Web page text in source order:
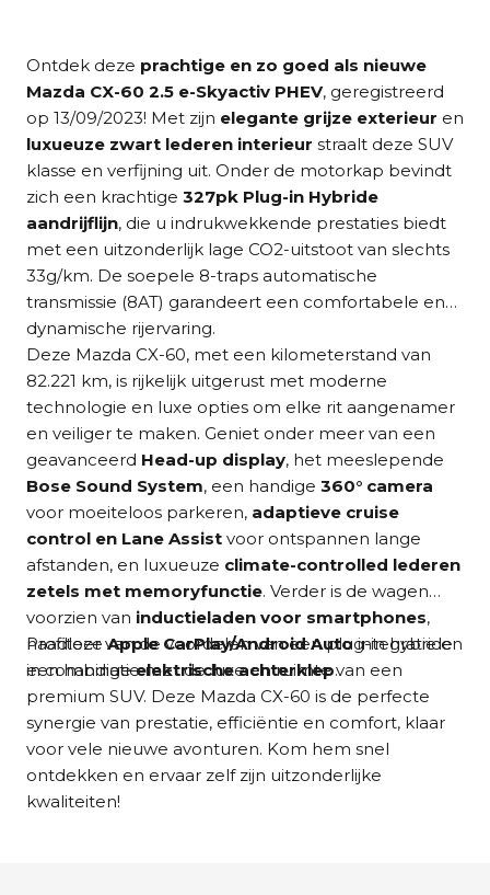
Ontdek deze prachtige en zo goed als nieuwe
Mazda CX-60 2.5 e-Skyactiv PHEV, geregistreerd
op 13/09/2023! Met zijn elegante grijze exterieur en
luxueuze zwart lederen interieur straalt deze SUV
klasse en verfijning uit. Onder de motorkap bevindt
zich een krachtige 327pk Plug-in Hybride
aandrijflijn, die u indrukwekkende prestaties biedt
met een uitzonderlijk lage CO2-uitstoot van slechts
33g/km. De soepele 8-traps automatische
transmissie (8AT) garandeert een comfortabele en
dynamische rijervaring.
Deze Mazda CX-60, met een kilometerstand van
82.221 km, is rijkelijk uitgerust met moderne
technologie en luxe opties om elke rit aangenamer
en veiliger te maken. Geniet onder meer van een
geavanceerd Head-up display, het meeslepende
Bose Sound System, een handige 360° camera
voor moeiteloos parkeren, adaptieve cruise
control en Lane Assist voor ontspannen lange
afstanden, en luxueuze climate-controlled lederen
zetels met memoryfunctie. Verder is de wagen
voorzien van inductieladen voor smartphones,
naadlozeApple CarPlay/Android Autointegratie en
een handigeelektrische achterklep.
Profiteer van de voordelen van een plug-in hybride
in combinatie met de luxe en ruimte van een
premium SUV. Deze Mazda CX-60 is de perfecte
synergie van prestatie, efficiëntie en comfort, klaar
voor vele nieuwe avonturen. Kom hem snel
ontdekken en ervaar zelf zijn uitzonderlijke
kwaliteiten!